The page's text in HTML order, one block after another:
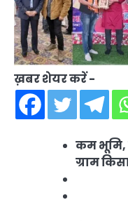
ख़बर शेयर करें -
कम
ग्राम